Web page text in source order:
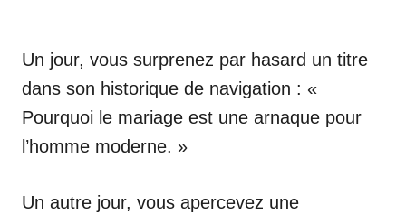
Un jour, vous surprenez par hasard un titre
dans son historique de navigation : «
Pourquoi le mariage est une arnaque pour
l’homme moderne. »
Un autre jour, vous apercevez une